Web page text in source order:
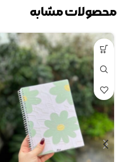
محصولات مشابه